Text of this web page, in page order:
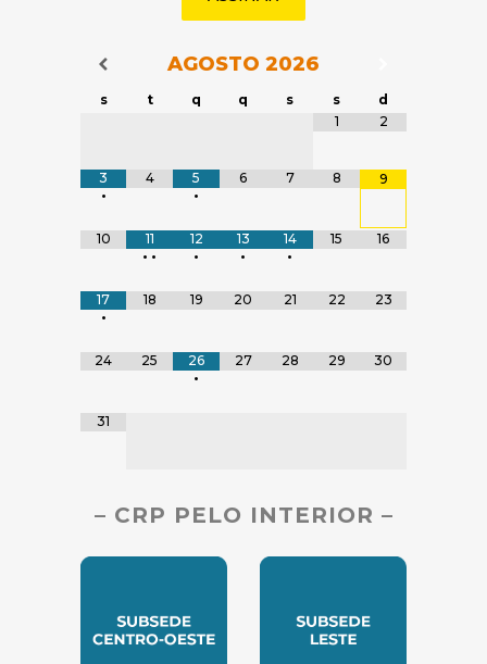
Navegação do Calendário
AGOSTO 2026
s t q q s s
d
1
2
3
•
4
5
•
6 7 8 9
10
11
• •
12
•
13
•
14
•
15 16
17
•
18 19 20 21 22 23
24 25
26
•
27 28 29 30
31
– CRP PELO INTERIOR –